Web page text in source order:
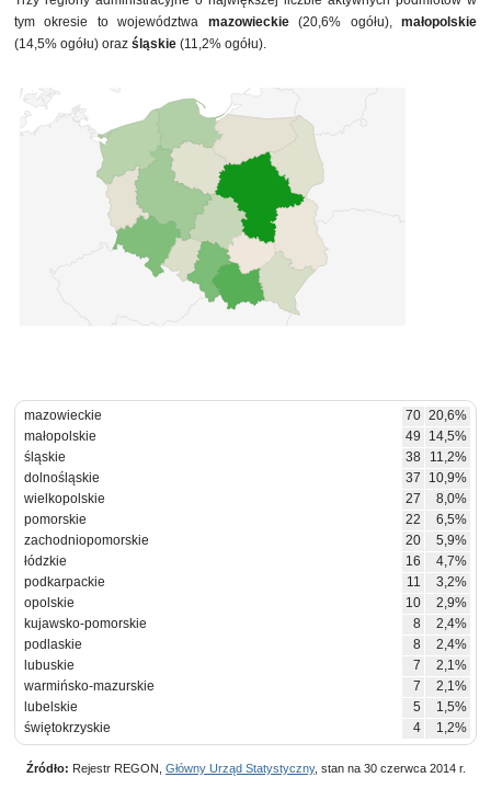
tym okresie to województwa mazowieckie(20,6% ogółu),małopolskie
(14,5% ogółu) oraz śląskie (11,2% ogółu).
mazowieckie 70 20,6%
małopolskie
49
14,5%
śląskie
38
11,2%
dolnośląskie
37
10,9%
wielkopolskie
27
8,0%
pomorskie
22
6,5%
zachodniopomorskie
20
5,9%
łódzkie
16
4,7%
podkarpackie
11
3,2%
opolskie
10
2,9%
kujawsko-pomorskie
8
2,4%
podlaskie
8
2,4%
lubuskie
7
2,1%
warmińsko-mazurskie
7
2,1%
lubelskie
5
1,5%
świętokrzyskie
4 1,2%
Źródło: Rejestr REGON, Główny Urząd Statystyczny, stan na 30 czerwca 2014 r.